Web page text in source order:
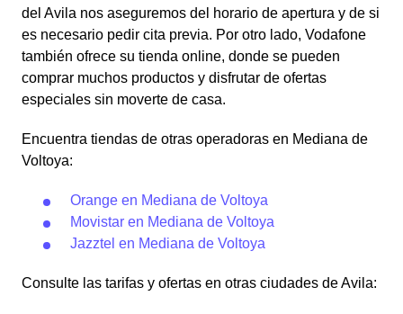
del Avila nos aseguremos del horario de apertura y de si
es necesario pedir cita previa. Por otro lado, Vodafone
también ofrece su tienda online, donde se pueden
comprar muchos productos y disfrutar de ofertas
especiales sin moverte de casa.
Encuentra tiendas de otras operadoras en Mediana de
Voltoya:
Orange en Mediana de Voltoya
Movistar en Mediana de Voltoya
Jazztel en Mediana de Voltoya
Consulte las tarifas y ofertas en otras ciudades de Avila: